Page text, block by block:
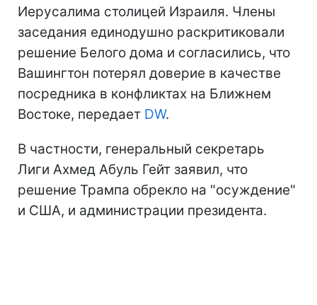
Иерусалима столицей Израиля. Члены
заседания единодушно раскритиковали
решение Белого дома и согласились, что
Вашингтон потерял доверие в качестве
посредника в конфликтах на Ближнем
Востоке, передает DW.
В частности, генеральный секретарь
Лиги Ахмед Абуль Гейт заявил, что
решение Трампа обрекло на "осуждение"
и США, и администрации президента.